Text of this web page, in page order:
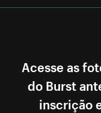
Acesse as
do Burst
inscrição